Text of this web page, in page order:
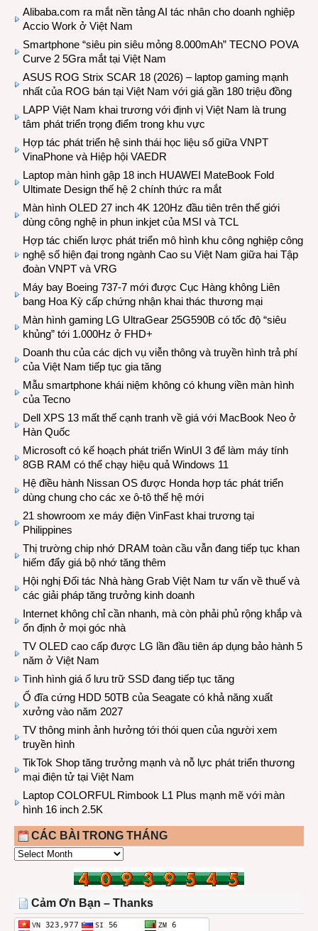
Alibaba.com ra mắt nền tảng AI tác nhân cho doanh nghiệp
Accio Work ở Việt Nam
Smartphone “siêu pin siêu mỏng 8.000mAh” TECNO POVA
Curve 2 5Gra mắt tại Việt Nam
ASUS ROG Strix SCAR 18 (2026) – laptop gaming mạnh
nhất của ROG bán tại Việt Nam với giá gần 180 triệu đồng
LAPP Việt Nam khai trương với định vị Việt Nam là trung
tâm phát triển trọng điểm trong khu vực
Hợp tác phát triển hệ sinh thái học liệu số giữa VNPT
VinaPhone và Hiệp hội VAEDR
Laptop màn hình gập 18 inch HUAWEI MateBook Fold
Ultimate Design thế hệ 2 chính thức ra mắt
Màn hình OLED 27 inch 4K 120Hz đầu tiên trên thế giới
dùng công nghệ in phun inkjet của MSI và TCL
Hợp tác chiến lược phát triển mô hình khu công nghiệp công
nghệ số hiện đại trong ngành Cao su Việt Nam giữa hai Tập
đoàn VNPT và VRG
Máy bay Boeing 737-7 mới được Cục Hàng không Liên
bang Hoa Kỳ cấp chứng nhận khai thác thương mại
Màn hình gaming LG UltraGear 25G590B có tốc độ “siêu
khủng” tới 1.000Hz ở FHD+
Doanh thu của các dịch vụ viễn thông và truyền hình trả phí
của Việt Nam tiếp tục gia tăng
Mẫu smartphone khái niệm không có khung viền màn hình
của Tecno
Dell XPS 13 mất thế cạnh tranh về giá với MacBook Neo ở
Hàn Quốc
Microsoft có kế hoạch phát triển WinUI 3 để làm máy tính
8GB RAM có thể chạy hiệu quả Windows 11
Hệ điều hành Nissan OS được Honda hợp tác phát triển
dùng chung cho các xe ô-tô thế hệ mới
21 showroom xe máy điện VinFast khai trương tại
Philippines
Thị trường chip nhớ DRAM toàn cầu vẫn đang tiếp tục khan
hiếm đẩy giá bộ nhớ tăng thêm
Hội nghị Đối tác Nhà hàng Grab Việt Nam tư vấn về thuế và
các giải pháp tăng trưởng kinh doanh
Internet không chỉ cần nhanh, mà còn phải phủ rộng khắp và
ổn định ở mọi góc nhà
TV OLED cao cấp được LG lần đầu tiên áp dụng bảo hành 5
năm ở Việt Nam
Tình hình giá ổ lưu trữ SSD đang tiếp tục tăng
Ổ đĩa cứng HDD 50TB của Seagate có khả năng xuất
xưởng vào năm 2027
TV thông minh ảnh hưởng tới thói quen của người xem
truyền hình
TikTok Shop tăng trưởng mạnh và nỗ lực phát triển thương
mại điện tử tại Việt Nam
Laptop COLORFUL Rimbook L1 Plus mạnh mẽ với màn
hình 16 inch 2.5K
CÁC BÀI TRONG THÁNG
CÁC
THÁNG
Cảm Ơn Bạn – Thanks